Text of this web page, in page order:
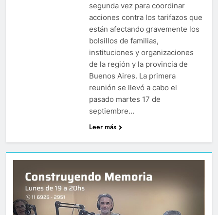
segunda vez para coordinar
acciones contra los tarifazos que
están afectando gravemente los
bolsillos de familias,
instituciones y organizaciones
de la región y la provincia de
Buenos Aires. La primera
reunión se llevó a cabo el
pasado martes 17 de
septiembre…
Leer más